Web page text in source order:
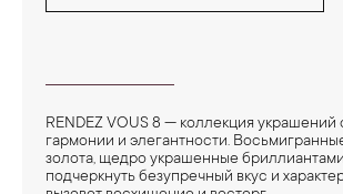
RENDEZ VOUS 8 — коллекция
гармонии и элегантности.
золота, щедро украшенные
подчеркнуть безупречный вкус и